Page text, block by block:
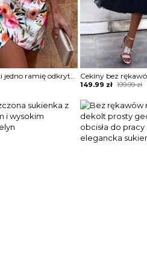
Krótki rękaw bufki jedno ramię odkryte ramiona kwiaty wzór marszczenie pasek talia impreza elegancka mini przed kolano sukienka Drandofile
199.99zł
Original
was:
199.99 zł.
149.99 zł
Current
is:
149.99 zł.